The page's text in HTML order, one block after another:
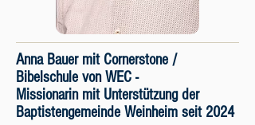
Anna Bauer mit Cornerstone /
Bibelschule von WEC -
Missionarin mit Unterstützung der
Baptistengemeinde Weinheim seit 2024